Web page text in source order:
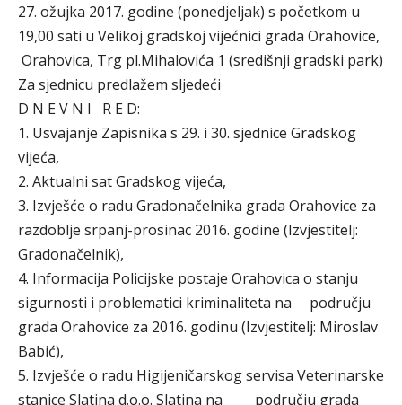
27. ožujka 2017. godine (ponedjeljak) s početkom u
19,00 sati u Velikoj gradskoj vijećnici grada Orahovice,
Orahovica, Trg pl.Mihalovića 1 (središnji gradski park)
Za sjednicu predlažem sljedeći
D N E V N I R E D:
1. Usvajanje Zapisnika s 29. i 30. sjednice Gradskog
vijeća,
2. Aktualni sat Gradskog vijeća,
3. Izvješće o radu Gradonačelnika grada Orahovice za
razdoblje srpanj-prosinac 2016. godine (Izvjestitelj:
Gradonačelnik),
4. Informacija Policijske postaje Orahovica o stanju
sigurnosti i problematici kriminaliteta na području
grada Orahovice za 2016. godinu (Izvjestitelj: Miroslav
Babić),
5. Izvješće o radu Higijeničarskog servisa Veterinarske
stanice Slatina d.o.o. Slatina na području grada